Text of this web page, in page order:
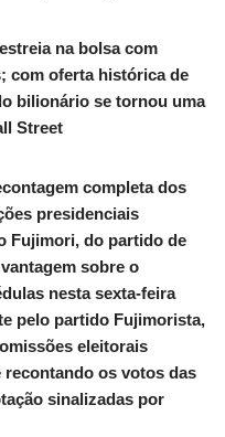
na bolsa com
com oferta histórica de
bilionário se tornou uma
Street
completa dos
presidenciais
Fujimori, do partido de
sobre o
nesta sexta-feira
pelo partido Fujimorista,
eleitorais
recontando os votos das
sinalizadas por